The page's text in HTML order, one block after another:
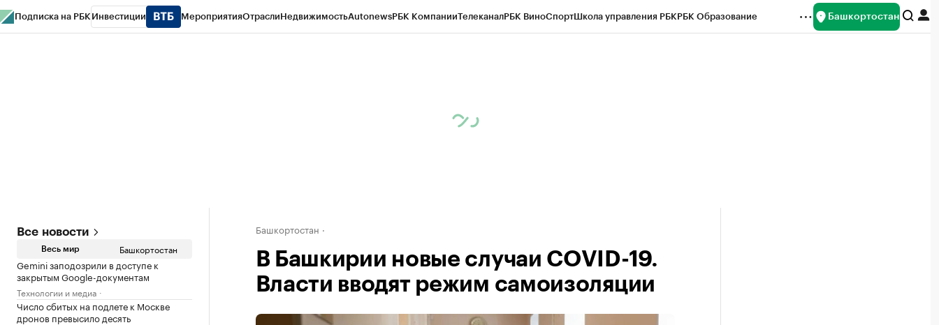
Подписка на РБК Инвестиции МероприятияОтраслиНедвижимостьAutonewsРБК КомпанииТелеканалРБК ВиноСпортШкола управления РБКРБК Образование Башкортостан
Все новости
Весь мир Башкортостан
Gemini заподозрили в доступе к
закрытым Google-документам
Технологии и медиа
Число сбитых на подлете к Москве
дронов превысило десять
Башкортостан
В Башкирии новые случаи COVID-19.
Власти вводят режим самоизоляции